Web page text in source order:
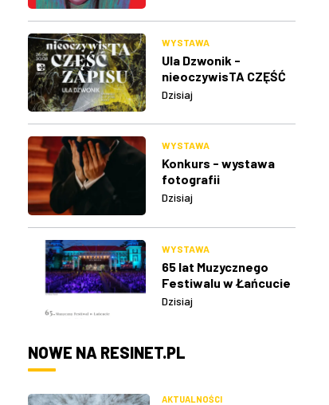
WYSTAWA
Ula Dzwonik -
nieoczywisTA CZĘŚĆ
ZAPISU
Dzisiaj
WYSTAWA
Konkurs - wystawa
fotografii
Dzisiaj
WYSTAWA
65 lat Muzycznego
Festiwalu w Łańcucie
Dzisiaj
NOWE NA RESINET.PL
AKTUALNOŚCI